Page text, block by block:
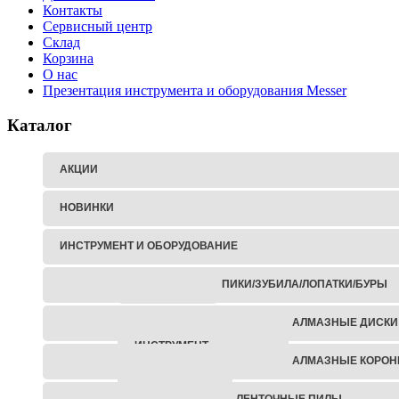
Контакты
Сервисный центр
Склад
Корзина
О нас
Презентация инструмента и оборудования Messer
Каталог
АКЦИИ
НОВИНКИ
ИНСТРУМЕНТ И ОБОРУДОВАНИЕ
ИНСТРУМЕНТ
ПИКИ/ЗУБИЛА/ЛОПАТКИ/БУРЫ
АЛМАЗНЫЕ ДИСКИ
АЛМАЗНЫЕ